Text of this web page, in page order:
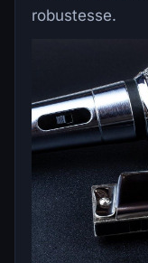
robustesse.